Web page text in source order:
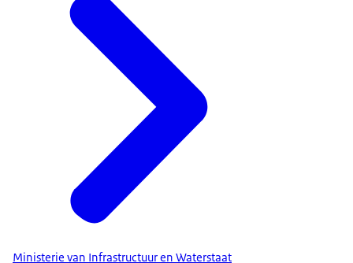
Ministerie van Infrastructuur en Waterstaat